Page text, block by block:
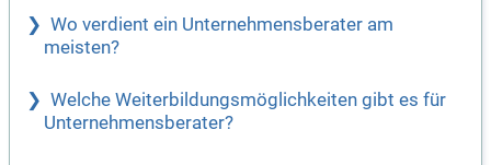
Wo verdient ein Unternehmensberater am
meisten?
Welche Weiterbildungsmöglichkeiten gibt es für
Unternehmensberater?